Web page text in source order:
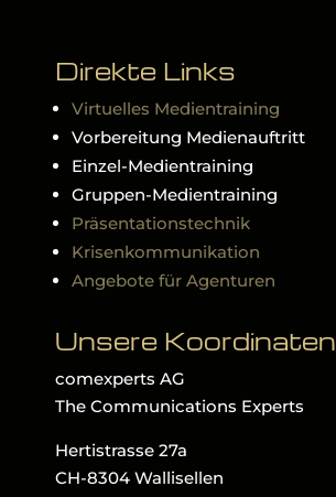
Direkte Links
Virtuelles Medientraining
Vorbereitung Medienauftritt
Einzel-Medientraining
Gruppen-Medientraining
Präsentationstechnik
Krisenkommunikation
Angebote für Agenturen
Unsere Koordinaten
comexperts AG
The Communications Experts
Hertistrasse 27a
CH-8304 Wallisellen